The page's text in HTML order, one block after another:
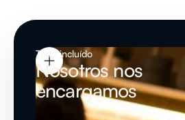
Todo incluído
Nosotros nos
encargamos